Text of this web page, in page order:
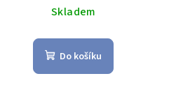
Skladem
Do košíku